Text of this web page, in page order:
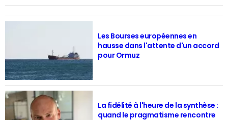
Les Bourses européennes en
hausse dans l'attente d'un accord
pour Ormuz
La fidélité à l'heure de la synthèse :
quand le pragmatisme rencontre